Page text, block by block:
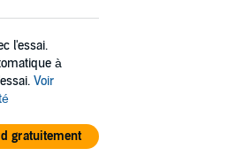
l'essai.
à
Voir
gratuitement